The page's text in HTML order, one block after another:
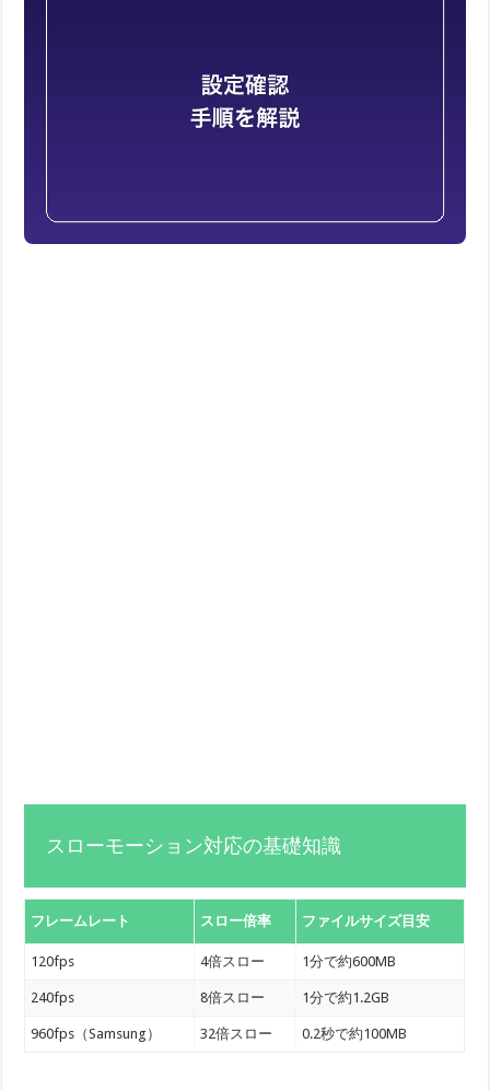
スローモーション対応の基礎知識
フレームレート スロー倍率 ファイルサイズ目安
120fps 4倍スロー 1分で約600MB
240fps 8倍スロー 1分で約1.2GB
960fps（Samsung） 32倍スロー 0.2秒で約100MB